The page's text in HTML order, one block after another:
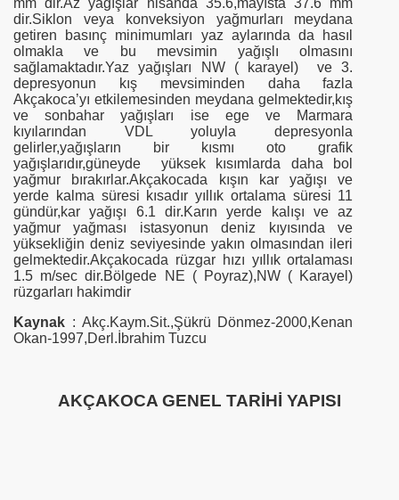
dir.Siklon veya konveksiyon yağmurları meydana
getiren basınç minimumları yaz aylarında da hasıl
olmakla ve bu mevsimin yağışlı olmasını
sağlamaktadır.Yaz yağışları NW ( karayel) ve 3.
depresyonun kış mevsiminden daha fazla
Akçakoca’yı etkilemesinden meydana gelmektedir,kış
ve sonbahar yağışları ise ege ve Marmara
kıyılarından VDL yoluyla depresyonla
gelirler,yağışların bir kısmı oto grafik
yağışlarıdır,güneyde yüksek kısımlarda daha bol
yağmur bırakırlar.Akçakocada kışın kar yağışı ve
yerde kalma süresi kısadır yıllık ortalama süresi 11
gündür,kar yağışı 6.1 dir.Karın yerde kalışı ve az
yağmur yağması istasyonun deniz kıyısında ve
yüksekliğin deniz seviyesinde yakın olmasından ileri
gelmektedir.Akçakocada rüzgar hızı yıllık ortalaması
1.5 m/sec dir.Bölgede NE ( Poyraz),NW ( Karayel)
rüzgarları hakimdir
Kaynak : Akç.Kaym.Sit.,Şükrü Dönmez-2000,Kenan
Okan-1997,Derl.İbrahim Tuzcu
AKÇAKOCA GENEL TARİHİ YAPISI